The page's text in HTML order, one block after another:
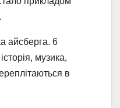
айсберга. 6
музика,
в